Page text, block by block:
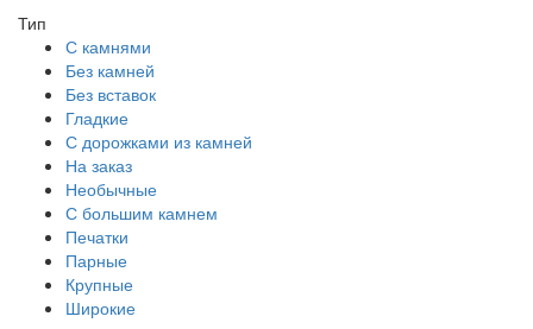
Тип
С камнями
Без камней
Без вставок
Гладкие
С дорожками из камней
На заказ
Необычные
С большим камнем
Печатки
Парные
Крупные
Широкие